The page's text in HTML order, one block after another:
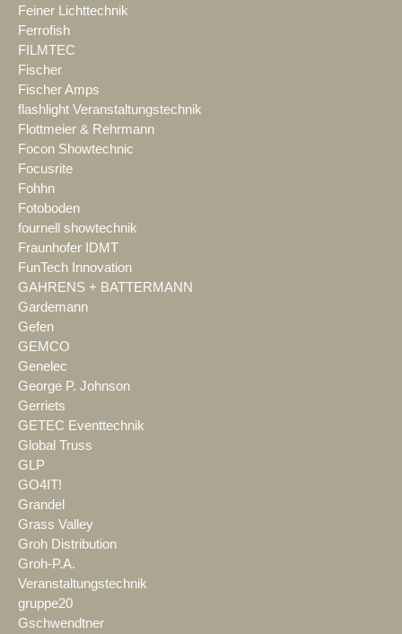
Feiner Lichttechnik
Ferrofish
FILMTEC
Fischer
Fischer Amps
flashlight Veranstaltungstechnik
Flottmeier & Rehrmann
Focon Showtechnic
Focusrite
Fohhn
Fotoboden
fournell showtechnik
Fraunhofer IDMT
FunTech Innovation
GAHRENS + BATTERMANN
Gardemann
Gefen
GEMCO
Genelec
George P. Johnson
Gerriets
GETEC Eventtechnik
Global Truss
GLP
GO4IT!
Grandel
Grass Valley
Groh Distribution
Groh-P.A.
Veranstaltungstechnik
gruppe20
Gschwendtner